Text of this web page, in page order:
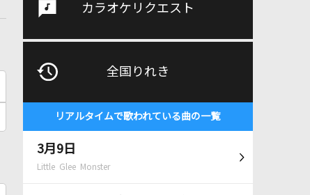
カラオケリクエスト
全国りれき
リアルタイムで歌われている曲の一覧
3月9日
Little Glee Monster